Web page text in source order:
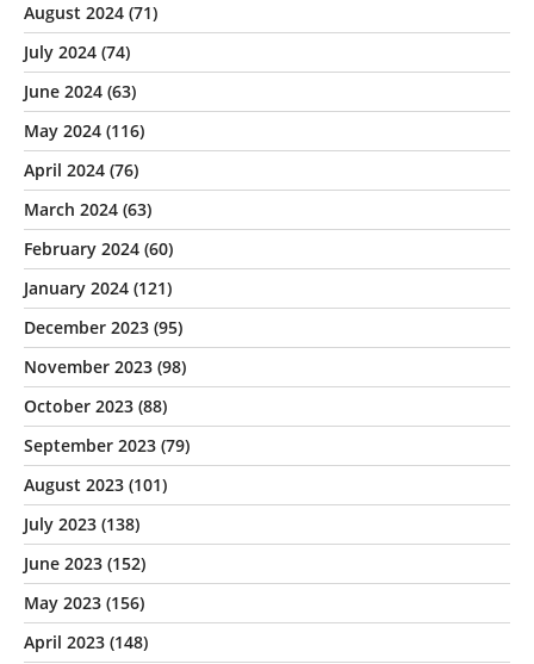
August 2024 (71)
July 2024 (74)
June 2024 (63)
May 2024 (116)
April 2024 (76)
March 2024 (63)
February 2024 (60)
January 2024 (121)
December 2023 (95)
November 2023 (98)
October 2023 (88)
September 2023 (79)
August 2023 (101)
July 2023 (138)
June 2023 (152)
May 2023 (156)
April 2023 (148)